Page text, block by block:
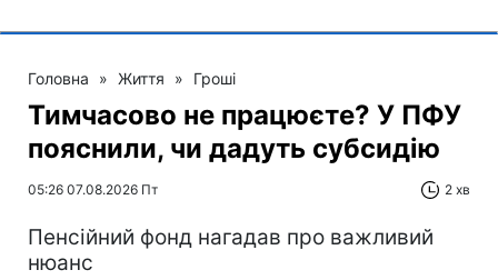
Головна » Життя » Гроші
Тимчасово не працюєте? У ПФУ
пояснили, чи дадуть субсидію
05:26 07.08.2026 Пт 2 хв
Пенсійний фонд нагадав про важливий
нюанс